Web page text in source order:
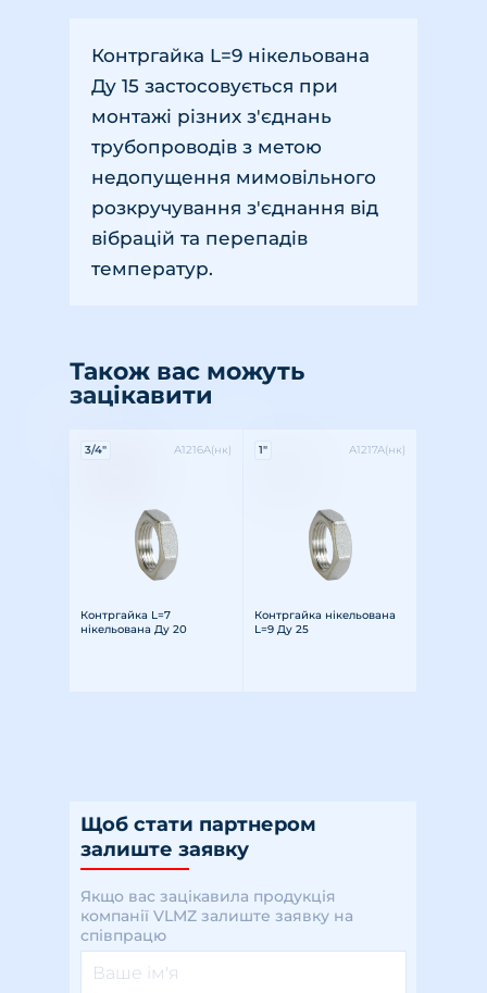
Контргайка L=9 нікельована
Ду 15 застосовується при
монтажі різних з'єднань
трубопроводів з метою
недопущення мимовільного
розкручування з'єднання від
вібрацій та перепадів
температур.
Також вас можуть
зацікавити
3/4" А1216А(нк)
Контргайка L=7
нікельована Ду 20
Характеристики: 1" А1217А(нк)
Контргайка нікельована
L=9 Ду 25
Характеристики:
Щоб стати партнером
залиште заявку
Якщо вас зацікавила продукція
компанії VLMZ залиште заявку на
співпрацю